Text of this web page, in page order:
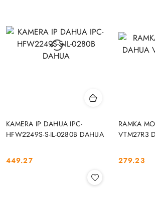
KAMERA IP DAHUA IPC-
HFW2249S-S-IL-0280B DAHUA
Cena:
449.27
RAMKA
VTM27R3
Cena:
279.23